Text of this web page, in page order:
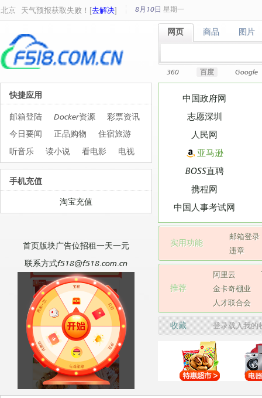
北京 天气预报获取失败！[去解决] 8月10日 星期一
网页
网页 商品
商品 图片
图片
360 百度 Google
中国政府网
志愿深圳
人民网
亚马逊
BOSS直聘
携程网
中国人事考试网
实用功能
邮箱登录
违章
推荐
阿里云
金卡奇棚业
人才联合会
收藏 登录载入我
快捷应用
邮箱登陆 Docker资源
彩票资讯
今日要闻
正品购物
住宿旅游
听音乐
读小说 看电影 电视
手机充值
淘宝充值
首页版块广告位招租一天一元
联系方式f518@f518.com.cn